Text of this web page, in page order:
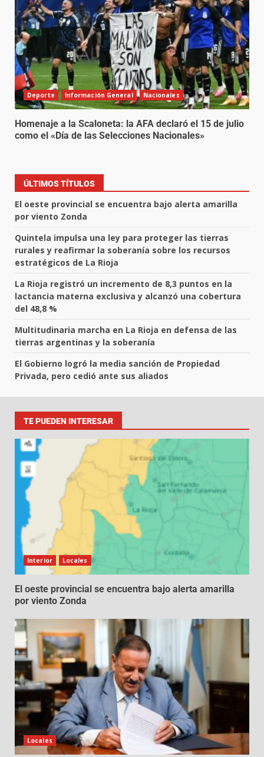
Deporte Información General Nacionales
Homenaje a la Scaloneta: la AFA declaró el 15 de julio
como el «Día de las Selecciones Nacionales»
ÚLTIMOS TÍTULOS
El oeste provincial se encuentra bajo alerta amarilla
por viento Zonda
Quintela impulsa una ley para proteger las tierras
rurales y reafirmar la soberanía sobre los recursos
estratégicos de La Rioja
La Rioja registró un incremento de 8,3 puntos en la
lactancia materna exclusiva y alcanzó una cobertura
del 48,8 %
Multitudinaria marcha en La Rioja en defensa de las
tierras argentinas y la soberanía
El Gobierno logró la media sanción de Propiedad
Privada, pero cedió ante sus aliados
TE PUEDEN INTERESAR
Interior Locales
El oeste provincial se encuentra bajo alerta amarilla
por viento Zonda
Locales